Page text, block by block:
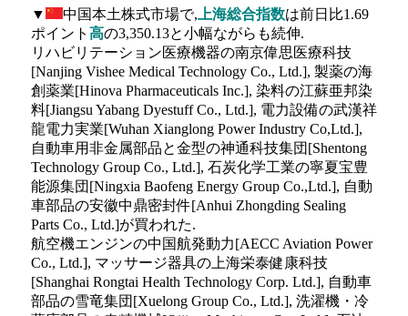
▼ 中国本土株式市場で, 上海総合指数は前日比1.69
ポイント 高の3,350.13と小幅ながらも続伸.
リハビリテーション医療機器の南京偉思医療科技
[Nanjing Vishee Medical Technology Co., Ltd.], 製薬の海
創薬業[Hinova Pharmaceuticals Inc.], 染料の江蘇亜邦染
料[Jiangsu Yabang Dyestuff Co., Ltd.], 電力設備の武漢祥
龍電力実業[Wuhan Xianglong Power Industry Co,Ltd.],
自動車用非金属部品と金型の神通科技集団[Shentong
Technology Group Co., Ltd.], 石炭化学工業の寧夏宝豊
能源集団[Ningxia Baofeng Energy Group Co.,Ltd.], 自動
車部品の安徽中鼎密封件[Anhui Zhongding Sealing
Parts Co., Ltd.]が買われた.
航空機エンジンの中国航発動力[AECC Aviation Power
Co., Ltd.], マッサージ器具の上海栄泰健康科技
[Shanghai Rongtai Health Technology Corp. Ltd.], 自動車
部品の雪竜集団[Xuelong Group Co., Ltd.], 洗濯機・冷